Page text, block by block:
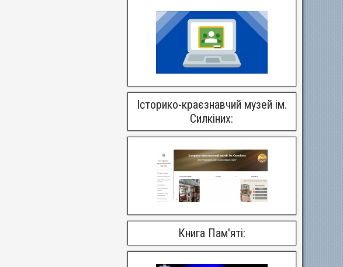
Історико-краєзнавчий музей ім.
Силкіних:
Книга Пам'яті: